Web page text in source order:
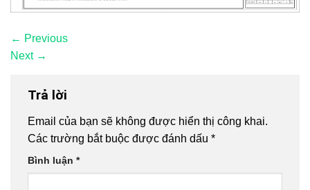
← Previous
Next →
Trả lời
Email của bạn sẽ không được hiển thị công khai.
Các trường bắt buộc được đánh dấu *
Bình luận *